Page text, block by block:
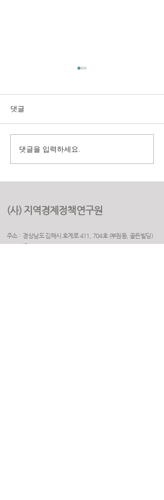
구미시 취업지원센터 만족
도 조사 용역
댓글
댓글을 입력하세요.
(사) 지역경제정책연구원
주소 : 경상남도 김해시 호계로 411, 704호 (부원동, 골든빌딩)
(우) 50925